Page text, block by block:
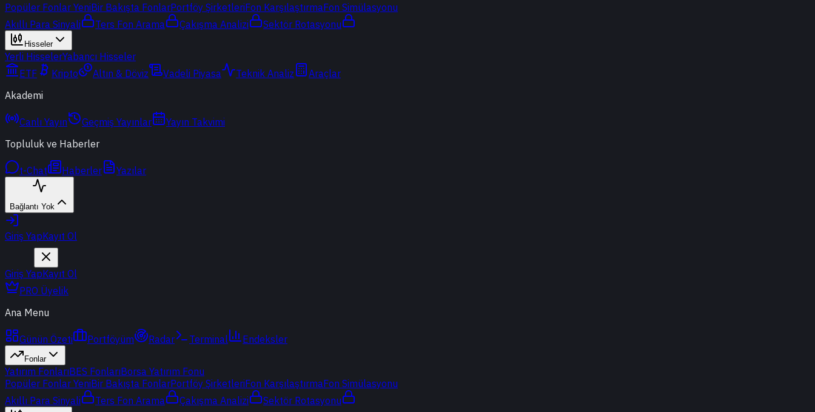
Popüler Fonlar YeniBir Bakışta FonlarPortföy ŞirketleriFon KarşılaştırmaFon Simülasyonu
Akıllı Para Sinyali
Ters Fon Arama Çakışma Analizi Sektör Rotasyonu
Hisseler
Yerli HisselerYabancı Hisseler
ETF
Kripto Altın & Döviz Vadeli Piyasa Teknik Analiz
Araçlar
Akademi
Canlı Yayın Geçmiş Yayınlar
Yayın Takvimi
Topluluk ve Haberler
t-Chat Haberler Yazılar
Bağlantı Yok
Giriş YapKayıt Ol
Giriş YapKayıt Ol
PRO Üyelik
Ana Menu
Günün Özeti Portföyüm Radar Terminal Endeksler
Fonlar
Yatırım FonlarıBES FonlarıBorsa Yatırım Fonu
Popüler Fonlar YeniBir Bakışta FonlarPortföy ŞirketleriFon KarşılaştırmaFon Simülasyonu
Akıllı Para Sinyali
Ters Fon Arama Çakışma Analizi Sektör Rotasyonu